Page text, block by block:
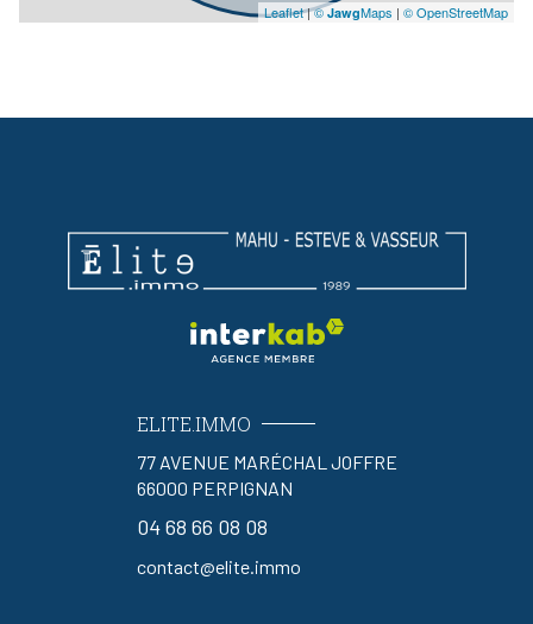
Leaflet|©JawgMaps | © OpenStreetMap
ELITE.IMMO
77 AVENUE MARÉCHAL JOFFRE
66000 PERPIGNAN
04 68 66 08 08
contact@elite.immo